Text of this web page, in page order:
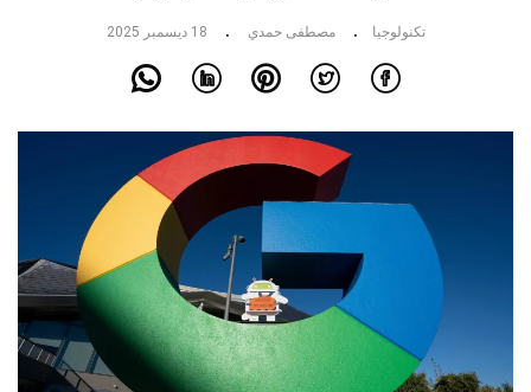
تكنولوجيا مصطفى حمدي 18 ديسمبر 2025